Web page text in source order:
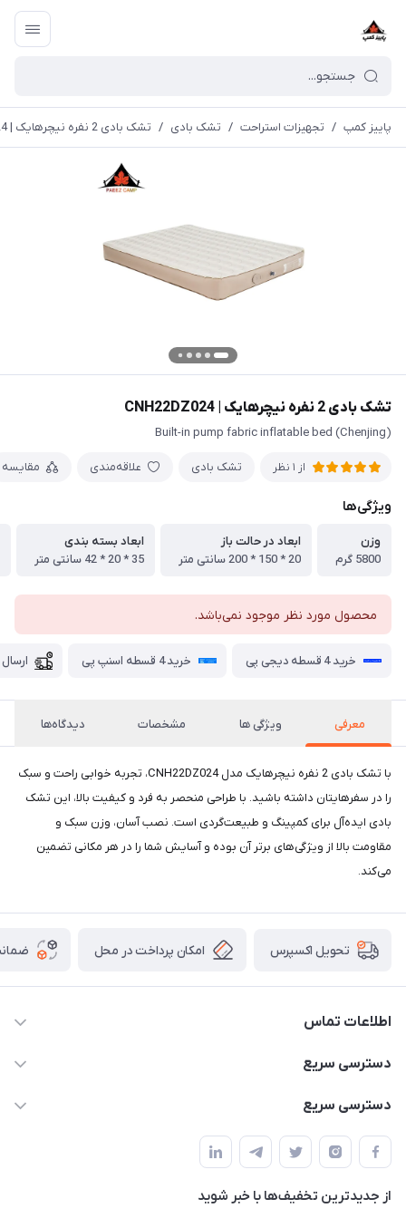
پاییز کمپ / تجهیزات استراحت / تشک بادی / تشک بادی 2 نفره نیچرهایک | CNH22DZ024
تشک بادی 2 نفره نیچرهایک | CNH22DZ024
(Chenjing) Built-in pump fabric inflatable bed
از 1 نظر تشک بادی علاقه‌مندی مقایسه
ویژگی‌ها
وزن
5800 گرم
ابعاد در حالت باز
20 * 150 * 200 سانتی متر
ابعاد بسته بندی
35 * 20 * 42 سانتی متر
محصول مورد نظر موجود نمی‌باشد.
خرید 4 قسطه دیجی پی خرید 4 قسطه اسنپ پی
معرفی ویژگی ها مشخصات دیدگاه‌ها
با تشک بادی 2 نفره نیچرهایک مدل CNH22DZ024، تجربه خوابی راحت و سبک
را در سفرهایتان داشته باشید. با طراحی منحصر به فرد و کیفیت بالا، این تشک
بادی ایده‌آل برای کمپینگ و طبیعت‌گردی است. نصب آسان، وزن سبک و
مقاومت بالا از ویژگی‌های برتر آن بوده و آسایش شما را در هر مکانی تضمین
می‌کند.
تحویل اکسپرس امکان پرداخت در محل
اطلاعات تماس
02166456492 - 09121933405
حتما با هماهنگی قبلی
دسترسی سریع
خرید کیسه خواب
چادر بادی
ننو
دسترسی سریع
چادر سرخپوستی
صندلی تاشو
سایه بان کمپینگ
از جدید‌ترین تخفیف‌ها با‌ خبر شوید